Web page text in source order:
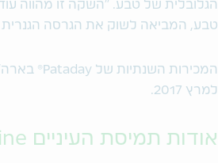
טבע, המביאה לשוק את הגרסה הגנרית
למרץ 2017.
אודות תמיסת העיניים olopatadine הידרוכלורי 0.2%